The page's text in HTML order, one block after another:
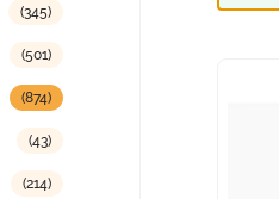
(345)
(501)
(874)
(43)
(214)